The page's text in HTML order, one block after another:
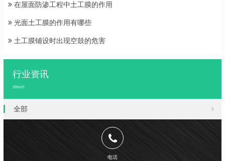
在屋面防渗工程中土工膜的作用
光面土工膜的作用有哪些
土工膜铺设时出现空鼓的危害
行业资讯
zixun
全部
电话